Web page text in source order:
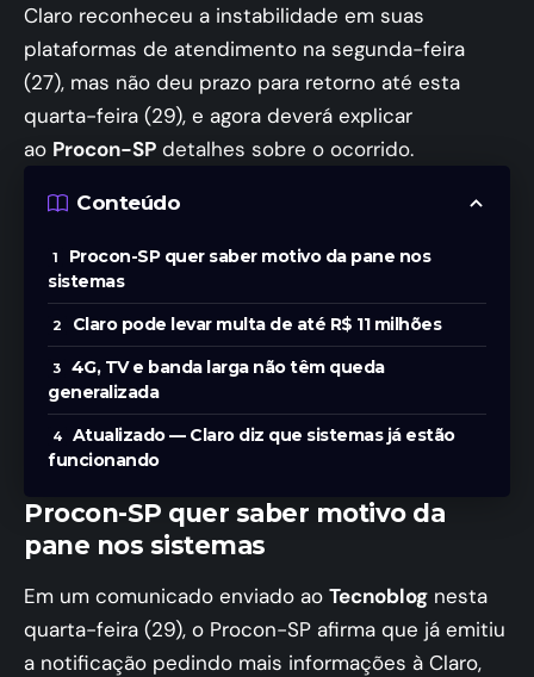
Claro reconheceu a instabilidade em suas
plataformas de atendimento na segunda-feira
(27), mas não deu prazo para retorno até esta
quarta-feira (29), e agora deverá explicar
ao Procon-SP detalhes sobre o ocorrido.
Conteúdo
Procon-SP quer saber motivo da pane nos
sistemas
Claro pode levar multa de até R$ 11 milhões
4G, TV e banda larga não têm queda
generalizada
Atualizado — Claro diz que sistemas já estão
funcionando
Procon-SP quer saber motivo da
pane nos sistemas
Em um comunicado enviado ao Tecnoblog nesta
quarta-feira (29), o Procon-SP afirma que já emitiu
a notificação pedindo mais informações à Claro,